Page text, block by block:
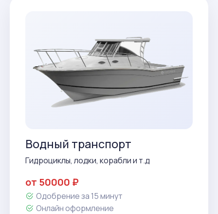
Водный транспорт
Гидроциклы, лодки, корабли и т.д
от 50000 ₽
Одобрение за 15 минут
Онлайн оформление